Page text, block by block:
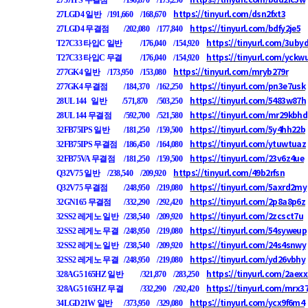
27LGD4 일반 /191,660 /168,670 https://tinyurl.com/dsn2fxt3
27LGD4 무결점 /202,080 /177,840 https://tinyurl.com/bdfy2je5
T27C33 타입C 일반 /176,040 /154,920 https://tinyurl.com/
T27C33 타입C 무결 /176,040 /154,920 https://tinyurl.com/
277GK4 일반 /173,950 /153,080 https://tinyurl.com/mryb279r
277GK4 무결점 /184,370 /162,250 https://tinyurl.com/pn3e7usk
28UL 144 일반 /571,870 /503,250 https://tinyurl.com/5483w87h
28UL 144 무결점 /592,700 /521,580 https://tinyurl.com/mr29kbhd
32FB75IPS 일반 /181,250 /159,500 https://tinyurl.com/5y4hh22b
32FB75IPS 무결점 /186,450 /164,080 https://tinyurl.com/ytuwtuaz
32FB75VA 무결점 /181,250 /159,500 https://tinyurl.com/23v6z4ue
Q32V75 일반 /238,540 /209,920 https://tinyurl.com/49b2rfsn
Q32V75 무결점 /248,950 /219,080 https://tinyurl.com/5axrd2my
32GN165 무결점 /332,290 /292,420 https://tinyurl.com/2p8a8p6z
32SS2 레게노 일반 /238,540 /209,920 https://tinyurl.com/2zcsct7u
32SS2 레게노 무결 /248,950 /219,080 https://tinyurl.com/54syweup
32SS2 레게노 일반 /238,540 /209,920 https://tinyurl.com/24s4snwy
32SS2 레게노 무결 /248,950 /219,080 https://tinyurl.com/yd26vbhy
328AG5 165HZ 일반 /321,870 /283,250 https://tinyurl.com/
328AG5 165HZ 무결 /332,290 /292,420 https://tinyurl.com/
34LGD21W 일반 /373,950 /329,080 https://tinyurl.com/ycx9f6m4